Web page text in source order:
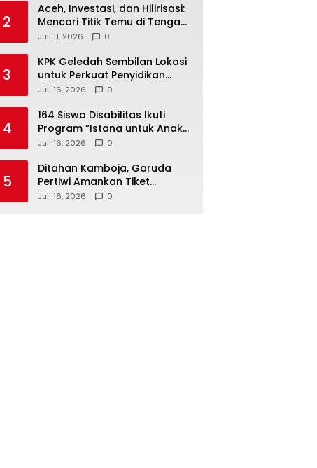
2
Aceh, Investasi, dan Hilirisasi:
Mencari Titik Temu di Tengah
Polemik Blok Andaman
Juli 11, 2026 0
3
KPK Geledah Sembilan Lokasi
untuk Perkuat Penyidikan
Dugaan Pemerasan Bupati
Juli 16, 2026 0
4
164 Siswa Disabilitas Ikuti
Program “Istana untuk Anak
Sekolah”, Kenali Sejarah
Juli 16, 2026 0
5
Ditahan Kamboja, Garuda
Pertiwi Amankan Tiket
Semifinal Piala AFF Putri 2026
Juli 16, 2026 0